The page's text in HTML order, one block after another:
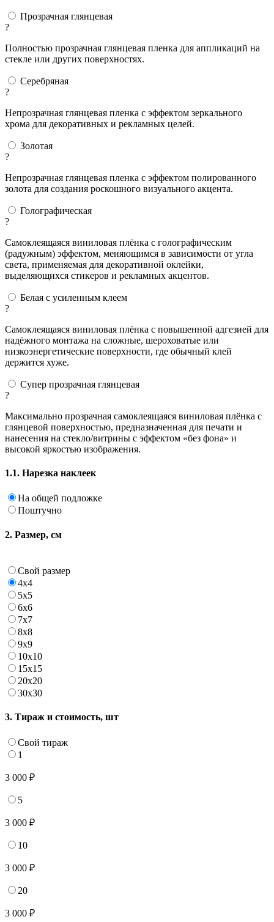
Прозрачная глянцевая
?
Полностью прозрачная глянцевая пленка для аппликаций на
стекле или других поверхностях.
Серебряная
?
Непрозрачная глянцевая пленка с эффектом зеркального
хрома для декоративных и рекламных целей.
Золотая
?
Непрозрачная глянцевая пленка с эффектом полированного
золота для создания роскошного визуального акцента.
Голографическая
?
Самоклеящаяся виниловая плёнка с голографическим
(радужным) эффектом, меняющимся в зависимости от угла
света, применяемая для декоративной оклейки,
выделяющихся стикеров и рекламных акцентов.
Белая с усиленным клеем
?
Самоклеящаяся виниловая плёнка с повышенной адгезией для
надёжного монтажа на сложные, шероховатые или
низкоэнергетические поверхности, где обычный клей
держится хуже.
Супер прозрачная глянцевая
?
Максимально прозрачная самоклеящаяся виниловая плёнка с
глянцевой поверхностью, предназначенная для печати и
нанесения на стекло/витрины с эффектом «без фона» и
высокой яркостью изображения.
1.1. Нарезка наклеек
На общей подложке
Поштучно
2. Размер, см
Свой размер
4х4
5х5
6х6
7х7
8х8
9х9
10х10
15х15
20х20
30х30
3. Тираж и стоимость, шт
Свой тираж
1
3 000 ₽
5
3 000 ₽
10
3 000 ₽
20
3 000 ₽